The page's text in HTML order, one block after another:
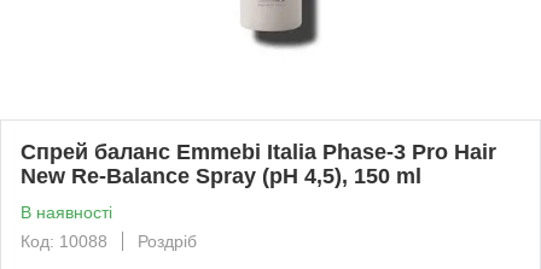
Спрей баланс Emmebi Italia Phase-3 Pro Hair
New Re-Balance Spray (pH 4,5), 150 ml
В наявності
Код: 10088
Роздріб